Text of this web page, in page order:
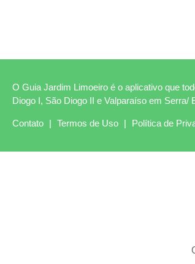
O Guia Jardim Limoeiro é o aplicativo que
Diogo I, São Diogo II e Valparaíso em Serra/
Contato | Termos de Uso | Política de